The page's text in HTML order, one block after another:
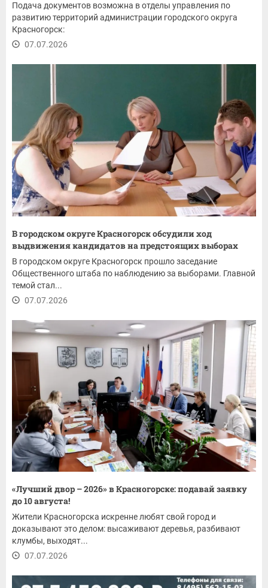
Подача документов возможна в отделы управления по
развитию территорий администрации городского округа
Красногорск:
07.07.2026
В городском округе Красногорск обсудили ход
выдвижения кандидатов на предстоящих выборах
В городском округе Красногорск прошло заседание
Общественного штаба по наблюдению за выборами. Главной
темой стал...
07.07.2026
«Лучший двор – 2026» в Красногорске: подавай заявку
до 10 августа!
Жители Красногорска искренне любят свой город и
доказывают это делом: высаживают деревья, разбивают
клумбы, выходят...
07.07.2026